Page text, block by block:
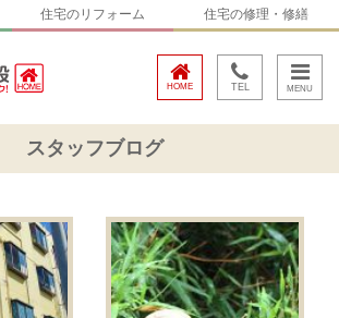
住宅のリフォーム 住宅の修理・修繕
TEL
HOME
スタッフブログ